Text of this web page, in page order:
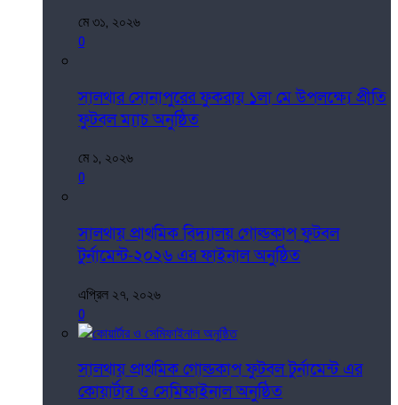
মে ৩১, ২০২৬
0
সালথার সোনাপুরের ফুকরায় ১লা মে উপলক্ষ্যে প্রীতি
ফুটবল ম্যাচ অনুষ্ঠিত
মে ১, ২০২৬
0
সালথায় প্রাথমিক বিদ্যালয় গোল্ডকাপ ফুটবল
টুর্নামেন্ট-২০২৬ এর ফাইনাল অনুষ্ঠিত
এপ্রিল ২৭, ২০২৬
0
সালথায় প্রাথমিক গোল্ডকাপ ফুটবল টুর্নামেন্ট এর
কোয়ার্টার ও সেমিফাইনাল অনুষ্ঠিত